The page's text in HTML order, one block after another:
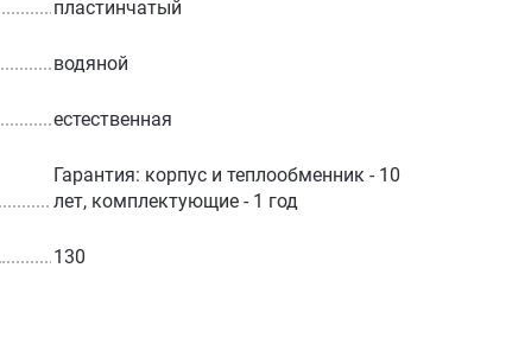
пластинчатый
водяной
естественная
Гарантия: корпус и теплообменник - 10
лет, комплектующие - 1 год
130